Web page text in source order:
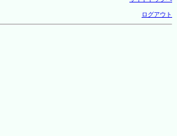
ログアウト